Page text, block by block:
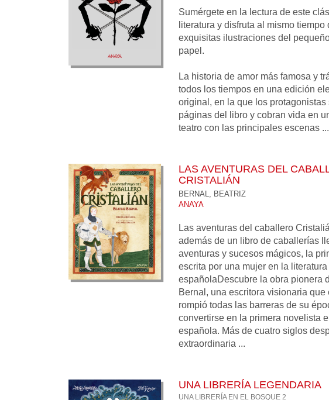
Sumérgete en la lectura de este
literatura y disfruta al mismo tiempo
exquisitas ilustraciones del
papel.
La historia de amor más famosa y
todos los tiempos en una edición
original, en la que los protagonistas
páginas del libro y cobran vida en
teatro con las principales escenas ...
LAS AVENTURAS DEL
CRISTALIÁN
BERNAL, BEATRIZ
ANAYA
Las aventuras del caballero
además de un libro de caballerías
aventuras y sucesos mágicos, la
escrita por una mujer en la literatura
españolaDescubre la obra pionera
Bernal, una escritora visionaria que
rompió todas las barreras de su
convertirse en la primera novelista
española. Más de cuatro siglos
extraordinaria ...
UNA LIBRERÍA LEGENDARIA
UNA LIBRERÍA EN EL BOSQUE 2